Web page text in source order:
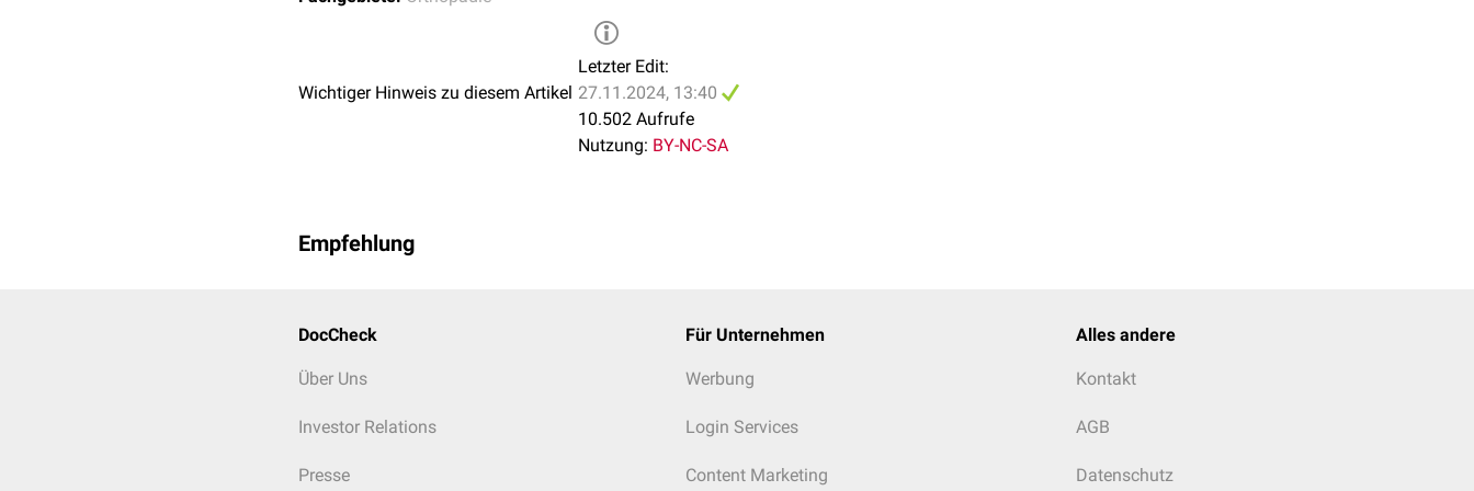
(hyperintens in T2w, bei Synovitis mit KM-Anreicherung).
Die angrenzenden knöchernen Abschnitte zeigen sich hypointens in
mit KM-Anreicherung (Ödem bzw. Frakturheilung) oder
mit inhomogener KM-Anreicherung (partielle Nekrose) oder
ohne KM-Anreicherung (komplette Osteonekrose).
Wichtiger Hinweis zu diesem Artikel
Letzter Edit:
27.11.2024, 13:40
10.502 Aufrufe
Nutzung: BY-NC-SA
Empfehlung
DocCheck
Über Uns
Investor Relations
Presse
Für Unternehmen
Werbung
Login Services
Content Marketing
Alles andere
Kontakt
AGB
Datenschutz